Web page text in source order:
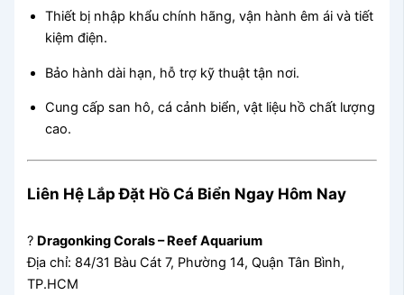
Thiết bị nhập khẩu chính hãng, vận hành êm ái và tiết
kiệm điện.
Bảo hành dài hạn, hỗ trợ kỹ thuật tận nơi.
Cung cấp san hô, cá cảnh biển, vật liệu hồ chất lượng
cao.
Liên Hệ Lắp Đặt Hồ Cá Biển Ngay Hôm Nay
? Dragonking Corals – Reef Aquarium
Địa chỉ: 84/31 Bàu Cát 7, Phường 14, Quận Tân Bình,
TP.HCM